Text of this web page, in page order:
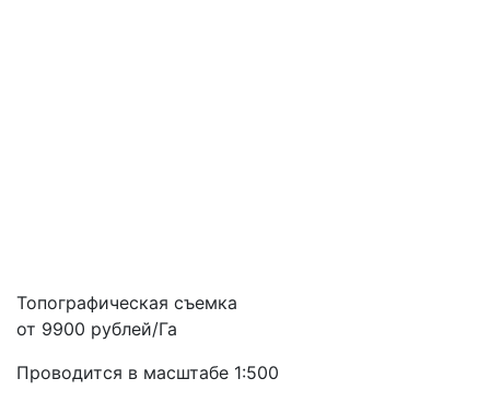
Топографическая съемка
от 9900 рублей/Га
Проводится в масштабе 1:500